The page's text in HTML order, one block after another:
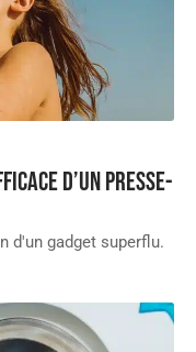
d’un presse-
d'un gadget superflu.